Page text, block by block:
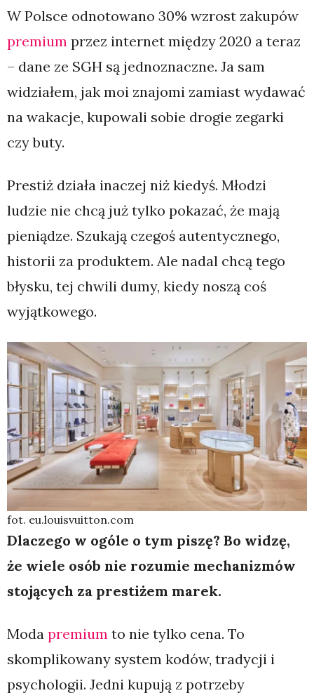
W Polsce odnotowano 30% wzrost zakupów
premium przez internet między 2020 a teraz
– dane ze SGH są jednoznaczne. Ja sam
widziałem, jak moi znajomi zamiast wydawać
na wakacje, kupowali sobie drogie zegarki
czy buty.
Prestiż działa inaczej niż kiedyś. Młodzi
ludzie nie chcą już tylko pokazać, że mają
pieniądze. Szukają czegoś autentycznego,
historii za produktem. Ale nadal chcą tego
błysku, tej chwili dumy, kiedy noszą coś
wyjątkowego.
fot. eu.louisvuitton.com
Dlaczego w ogóle o tym piszę? Bo widzę,
że wiele osób nie rozumie mechanizmów
stojących za prestiżem marek.
Moda premium to nie tylko cena. To
skomplikowany system kodów, tradycji i
psychologii. Jedni kupują z potrzeby